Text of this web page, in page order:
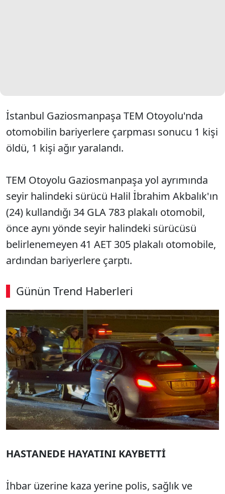
İstanbul Gaziosmanpaşa TEM Otoyolu'nda
otomobilin bariyerlere çarpması sonucu 1 kişi
öldü, 1 kişi ağır yaralandı.
TEM Otoyolu Gaziosmanpaşa yol ayrımında
seyir halindeki sürücü Halil İbrahim Akbalık'ın
(24) kullandığı 34 GLA 783 plakalı otomobil,
önce aynı yönde seyir halindeki sürücüsü
belirlenemeyen 41 AET 305 plakalı otomobile,
ardından bariyerlere çarptı.
Günün Trend Haberleri
HASTANEDE HAYATINI KAYBETTİ
İhbar üzerine kaza yerine polis, sağlık ve